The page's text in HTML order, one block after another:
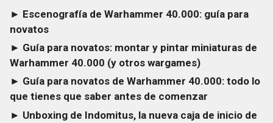
► Escenografía de Warhammer 40.000: guía para
novatos
► Guía para novatos: montar y pintar miniaturas de
Warhammer 40.000 (y otros wargames)
► Guía para novatos de Warhammer 40.000: todo lo
que tienes que saber antes de comenzar
► Unboxing de Indomitus, la nueva caja de inicio de